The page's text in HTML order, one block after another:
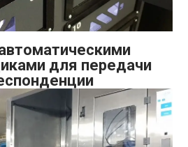
для передачи